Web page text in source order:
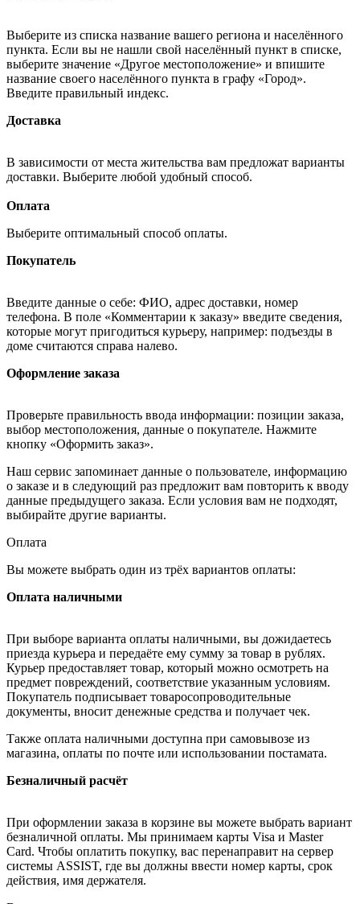
Выберите из списка название вашего региона и населённого
пункта. Если вы не нашли свой населённый пункт в списке,
выберите значение «Другое местоположение» и впишите
название своего населённого пункта в графу «Город».
Введите правильный индекс.
Доставка
В зависимости от места жительства вам предложат варианты
доставки. Выберите любой удобный способ.
Оплата
Выберите оптимальный способ оплаты.
Покупатель
Введите данные о себе: ФИО, адрес доставки, номер
телефона. В поле «Комментарии к заказу» введите сведения,
которые могут пригодиться курьеру, например: подъезды в
доме считаются справа налево.
Оформление заказа
Проверьте правильность ввода информации: позиции заказа,
выбор местоположения, данные о покупателе. Нажмите
кнопку «Оформить заказ».
Наш сервис запоминает данные о пользователе, информацию
о заказе и в следующий раз предложит вам повторить к вводу
данные предыдущего заказа. Если условия вам не подходят,
выбирайте другие варианты.
Оплата
Вы можете выбрать один из трёх вариантов оплаты:
Оплата наличными
При выборе варианта оплаты наличными, вы дожидаетесь
приезда курьера и передаёте ему сумму за товар в рублях.
Курьер предоставляет товар, который можно осмотреть на
предмет повреждений, соответствие указанным условиям.
Покупатель подписывает товаросопроводительные
документы, вносит денежные средства и получает чек.
Также оплата наличными доступна при самовывозе из
магазина, оплаты по почте или использовании постамата.
Безналичный расчёт
При оформлении заказа в корзине вы можете выбрать вариант
безналичной оплаты. Мы принимаем карты Visa и Master
Card. Чтобы оплатить покупку, вас перенаправит на сервер
системы ASSIST, где вы должны ввести номер карты, срок
действия, имя держателя.